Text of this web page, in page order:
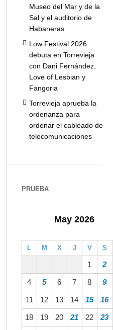
Museo del Mar y de la
Sal y el auditorio de
Habaneras
Low Festival 2026
debuta en Torrevieja
con Dani Fernández,
Love of Lesbian y
Fangoria
Torrevieja aprueba la
ordenanza para
ordenar el cableado de
telecomunicaciones
PRUEBA
May 2026
L M X J V S
1 2
4 5 6 7 8 9
11 12 13 14 15 16
18 19 20 21 22 23